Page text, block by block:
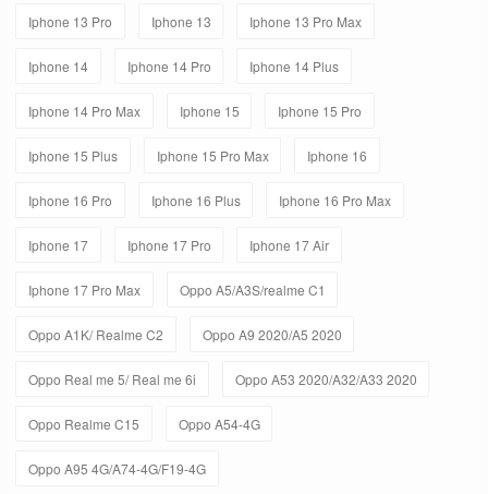
Iphone 13 Pro Iphone 13 Iphone 13 Pro Max
Iphone 14 Iphone 14 Pro Iphone 14 Plus
Iphone 14 Pro Max Iphone 15 Iphone 15 Pro
Iphone 15 Plus Iphone 15 Pro Max Iphone 16
Iphone 16 Pro Iphone 16 Plus Iphone 16 Pro Max
Iphone 17 Iphone 17 Pro Iphone 17 Air
Iphone 17 Pro Max Oppo A5/A3S/realme C1
Oppo A1K/ Realme C2 Oppo A9 2020/A5 2020
Oppo Real me 5/ Real me 6i Oppo A53 2020/A32/A33 2020
Oppo Realme C15 Oppo A54-4G
Oppo A95 4G/A74-4G/F19-4G